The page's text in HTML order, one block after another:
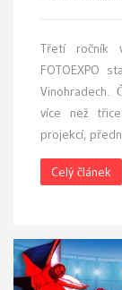
Třetí ročník
FOTOEXPO
Vinohradech.
více než
projekcí,
Celý článek